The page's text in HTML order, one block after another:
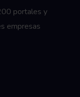
portales y
empresas